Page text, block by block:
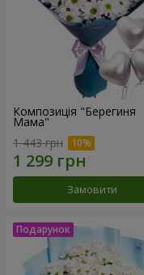
Композиція "Берегиня
Мама"
1 443 грн
Замовити